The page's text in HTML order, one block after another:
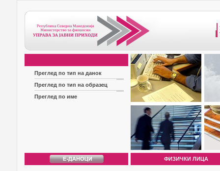
Преглед по тип на данок
Преглед по тип на образец
Преглед по име
ФИЗИЧКИ ЛИЦА